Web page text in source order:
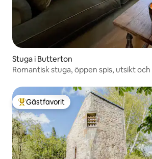
Stuga i Butterton
Romantisk stuga, öppen spis, utsikt
Populär gästfavorit
Gästfavorit